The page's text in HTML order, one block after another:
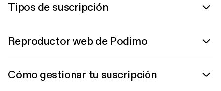
Tipos de suscripción
Reproductor web de Podimo
Cómo gestionar tu suscripción